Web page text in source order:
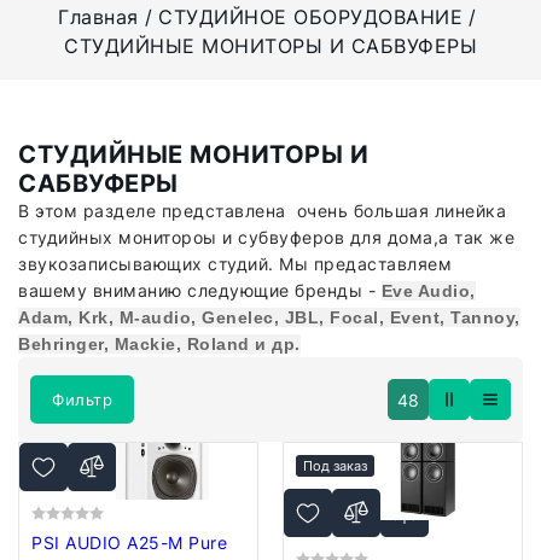
Главная
СТУДИЙНОЕ ОБОРУДОВАНИЕ
СТУДИЙНЫЕ МОНИТОРЫ И САБВУФЕРЫ
СТУДИЙНЫЕ МОНИТОРЫ И
САБВУФЕРЫ
В этом разделе представлена очень большая линейка
студийных монитороы и субвуферов для дома,а так же
звукозаписывающих студий. Мы предаставляем
вашему вниманию следующие бренды - Eve Audio,
Adam, Krk, M-audio, Genelec, JBL, Focal, Event, Tannoy,
Behringer, Mackie, Roland и др.
Фильтр 48
PSI AUDIO A25-M Pure
Под заказ